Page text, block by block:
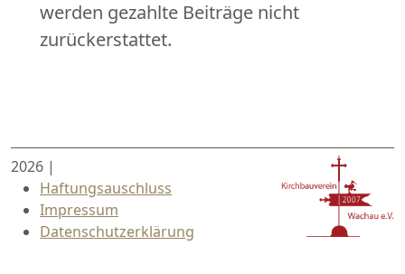
werden gezahlte Beiträge nicht
zurückerstattet.
2026 |
Haftungsauschluss
Impressum
Datenschutzerklärung